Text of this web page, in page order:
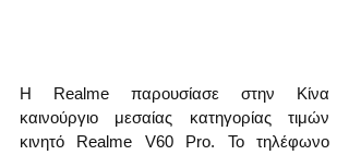
Η Realme παρουσίασε στην Κίνα
καινούργιο μεσαίας κατηγορίας τιμών
κινητό Realme V60 Pro. Το τηλέφωνο